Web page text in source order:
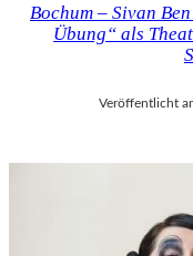
Bochum – Sivan
Übung“ als
Veröffentlicht